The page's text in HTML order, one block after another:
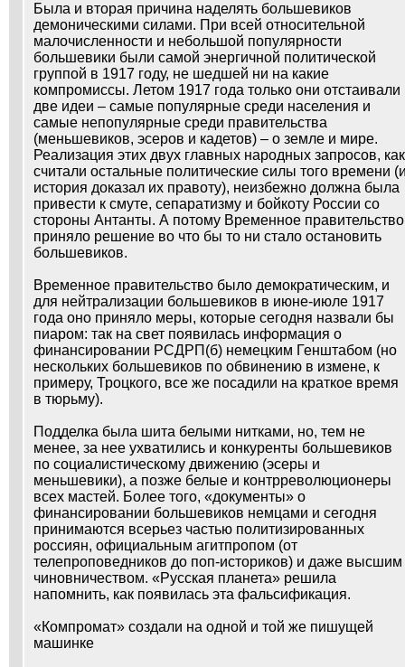
Была и вторая причина наделять большевиков
демоническими силами. При всей относительной
малочисленности и небольшой популярности
большевики были самой энергичной политической
группой в 1917 году, не шедшей ни на какие
компромиссы. Летом 1917 года только они отстаивали
две идеи – самые популярные среди населения и
самые непопулярные среди правительства
(меньшевиков, эсеров и кадетов) – о земле и мире.
Реализация этих двух главных народных запросов, как
считали остальные политические силы того времени
история доказал их правоту), неизбежно должна была
привести к смуте, сепаратизму и бойкоту России со
стороны Антанты. А потому Временное правительство
приняло решение во что бы то ни стало остановить
большевиков.
Временное правительство было демократическим, и
для нейтрализации большевиков в июне-июле 1917
года оно приняло меры, которые сегодня назвали бы
пиаром: так на свет появилась информация о
финансировании РСДРП(б) немецким Генштабом (но
нескольких большевиков по обвинению в измене, к
примеру, Троцкого, все же посадили на краткое время
в тюрьму).
Подделка была шита белыми нитками, но, тем не
менее, за нее ухватились и конкуренты большевиков
по социалистическому движению (эсеры и
меньшевики), а позже белые и контрреволюционеры
всех мастей. Более того, «документы» о
финансировании большевиков немцами и сегодня
принимаются всерьез частью политизированных
россиян, официальным агитпропом (от
телепроповедников до поп-историков) и даже высшим
чиновничеством. «Русская планета» решила
напомнить, как появилась эта фальсификация.
«Компромат» создали на одной и той же пишущей
машинке